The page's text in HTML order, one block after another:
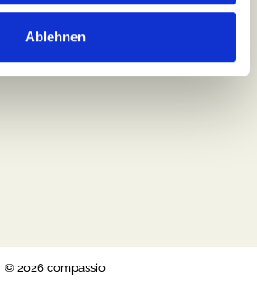
Ablehnen
© 2026 compassio